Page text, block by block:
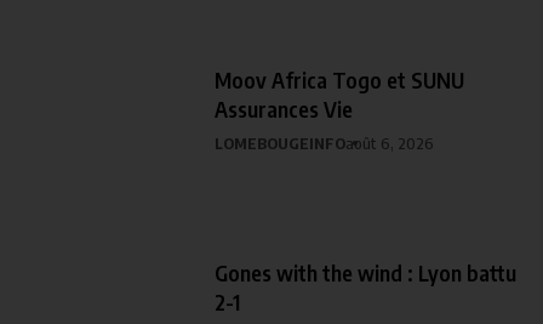
Moov Africa Togo et SUNU
Assurances Vie
LOMEBOUGEINFOaoût 6, 2026
Gones with the wind : Lyon battu
2-1